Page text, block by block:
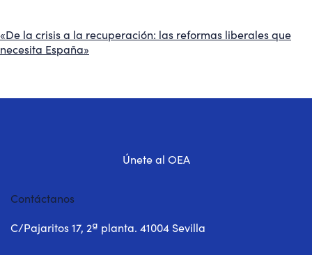
«De la crisis a la recuperación: las reformas liberales que
necesita España»
Únete al OEA
Contáctanos
C/Pajaritos 17, 2ª planta. 41004 Sevilla